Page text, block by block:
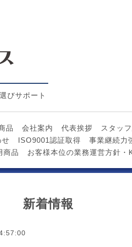
びサポート
品 会社案内 代表挨拶 スタッ
せ ISO9001認証取得 事業継続力
商品
お客様本位の業務運営方針・
新着情報